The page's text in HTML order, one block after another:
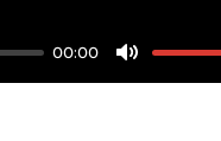
00:00
Mute